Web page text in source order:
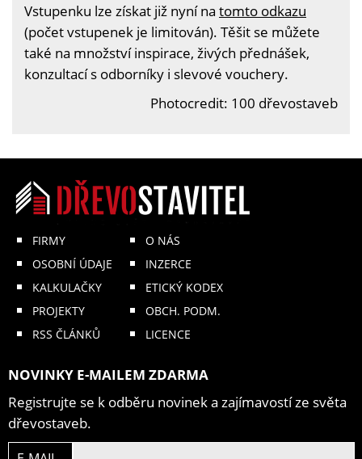
Vstupenku lze získat již nyní na tomto odkazu
(počet vstupenek je limitován). Těšit se můžete
také na množství inspirace, živých přednášek,
konzultací s odborníky i slevové vouchery.
Photocredit: 100 dřevostaveb
FIRMY
OSOBNÍ ÚDAJE
KALKULAČKY
PROJEKTY
RSS ČLÁNKŮ
O NÁS
INZERCE
ETICKÝ KODEX
OBCH. PODM.
LICENCE
NOVINKY E-MAILEM ZDARMA
Registrujte se k odběru novinek a zajímavostí ze světa
dřevostaveb.